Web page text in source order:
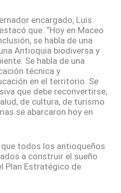
encargado, Luis
que: “Hoy en Maceo
se habla de una
Antioquia biodiversa y
Se habla de una
técnica y
en el territorio. Se
que debe reconvertirse,
de cultura, de turismo
se abarcaron hoy en
todos los antioqueños
a construir el sueño
Plan Estratégico de